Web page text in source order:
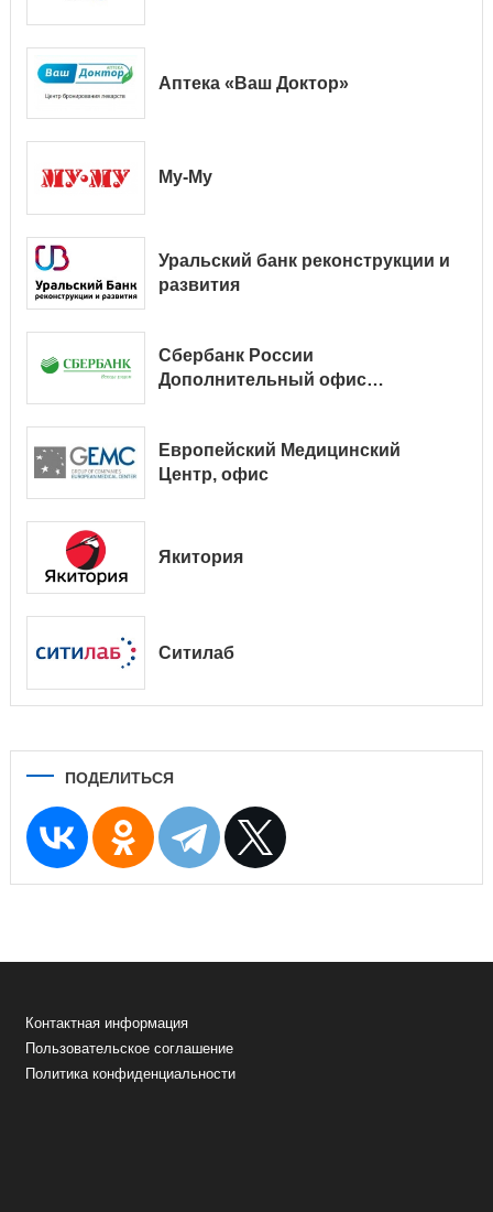
Аптека «Ваш Доктор»
Му-Му
Уральский банк реконструкции и
развития
Сбербанк России
Дополнительный офис
Европейский Медицинский
Центр, офис
Якитория
Ситилаб
ПОДЕЛИТЬСЯ
Контактная информация
Пользовательское соглашение
Политика конфиденциальности